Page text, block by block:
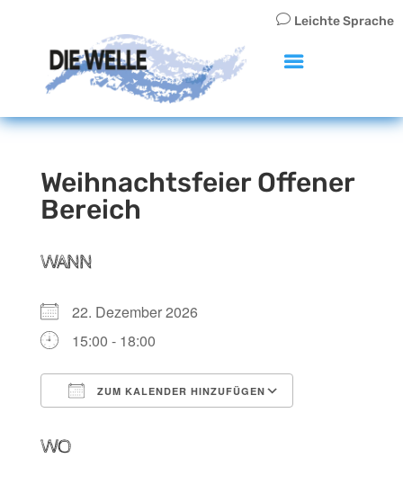
v Leichte Sprache
Weihnachtsfeier Offener
Bereich
WANN
22. Dezember 2026
15:00 - 18:00
ZUM KALENDER HINZUFÜGEN
WO